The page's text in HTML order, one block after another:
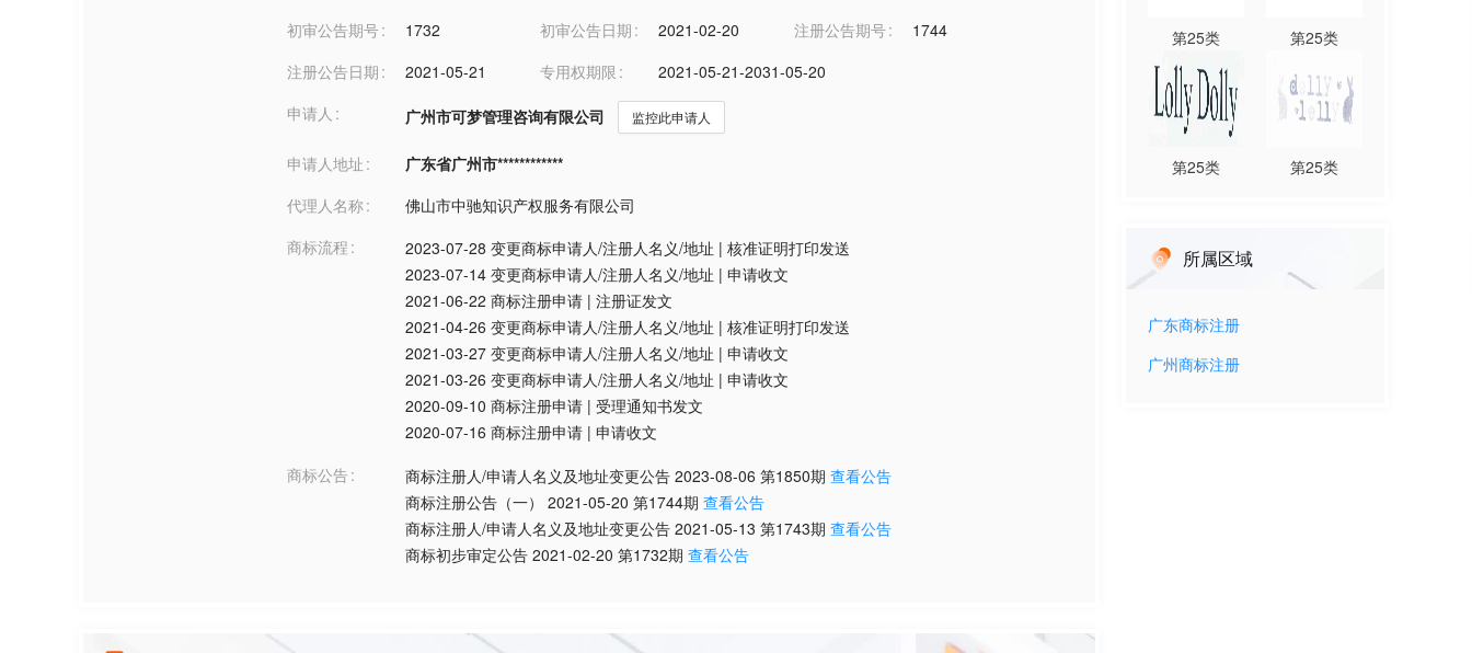
初审公告期号
1732 初审公告日期 2021-02-20 注册公告期号
1744
注册公告日期
2021-05-21 专用权期限
2021-05-21-2031-05-20
申请人
广州市可梦管理咨询有限公司 监控此申请人
申请人地址
广东省广州市************
代理人名称
佛山市中驰知识产权服务有限公司
商标流程
2023-07-28 变更商标申请人/注册人名义/地址 | 核准证明打印发送
2023-07-14 变更商标申请人/注册人名义/地址 | 申请收文
2021-06-22 商标注册申请 | 注册证发文
2021-04-26 变更商标申请人/注册人名义/地址 | 核准证明打印发送
2021-03-27 变更商标申请人/注册人名义/地址 | 申请收文
2021-03-26 变更商标申请人/注册人名义/地址 | 申请收文
2020-09-10 商标注册申请 | 受理通知书发文
2020-07-16 商标注册申请 | 申请收文
商标公告
商标注册人/申请人名义及地址变更公告 2023-08-06 第1850期 查看公告
商标注册公告（一）
2021-05-20 第1744期 查看公告
商标注册人/申请人名义及地址变更公告 2021-05-13 第1743期 查看公告
商标初步审定公告 2021-02-20 第1732期 查看公告
第25类 第25类
第25类 第25类
所属区域
广东商标注册
广州 商标注册